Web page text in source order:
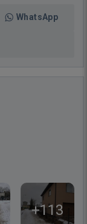
WhatsApp
+113